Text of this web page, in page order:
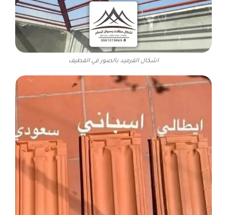
اشكال القرميد بالصور في القطيف